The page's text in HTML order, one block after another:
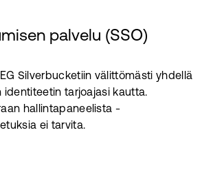
palvelu (SSO)
Silverbucketiin välittömästi yhdellä
identiteetin tarjoajasi kautta.
hallintapaneelista -
ei tarvita.